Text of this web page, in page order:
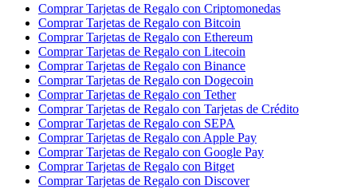
Comprar Tarjetas de Regalo con Criptomonedas
Comprar Tarjetas de Regalo con Bitcoin
Comprar Tarjetas de Regalo con Ethereum
Comprar Tarjetas de Regalo con Litecoin
Comprar Tarjetas de Regalo con Binance
Comprar Tarjetas de Regalo con Dogecoin
Comprar Tarjetas de Regalo con Tether
Comprar Tarjetas de Regalo con Tarjetas de Crédito
Comprar Tarjetas de Regalo con SEPA
Comprar Tarjetas de Regalo con Apple Pay
Comprar Tarjetas de Regalo con Google Pay
Comprar Tarjetas de Regalo con Bitget
Comprar Tarjetas de Regalo con Discover